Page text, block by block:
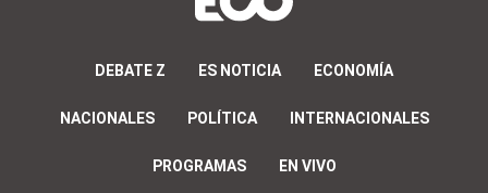
DEBATE Z ES NOTICIA ECONOMÍA
NACIONALES POLÍTICA INTERNACIONALES
PROGRAMAS EN VIVO